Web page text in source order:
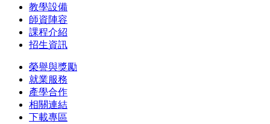
教學設備
師資陣容
課程介紹
招生資訊
榮譽與獎勵
就業服務
產學合作
相關連結
下載專區